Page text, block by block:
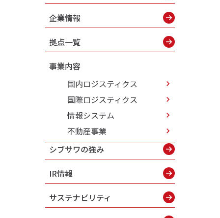
企業情報
拠点一覧
事業内容
国内ロジスティクス
国際ロジスティクス
情報システム
不動産事業
シブサワの強み
IR情報
サステナビリティ